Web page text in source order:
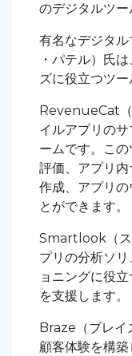
のデジタルツー
有名なデジタ
・パテル）氏
ズに役立つツー
RevenueCat
イルアプリの
ームです。こ
評価、アプリ
作成、アプリ
とができます。
Smartlook（ス
プリの分析ソ
ョニングに役
を支援します。
Braze（ブレイ
顧客体験を構